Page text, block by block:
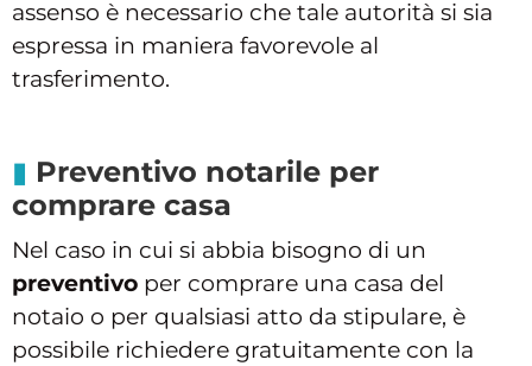
assenso è necessario che tale autorità si sia
espressa in maniera favorevole al
trasferimento.
Preventivo notarile per
comprare casa
Nel caso in cui si abbia bisogno di un
preventivo per comprare una casa del
notaio o per qualsiasi atto da stipulare, è
possibile richiedere gratuitamente con la